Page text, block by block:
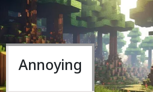
Annoying